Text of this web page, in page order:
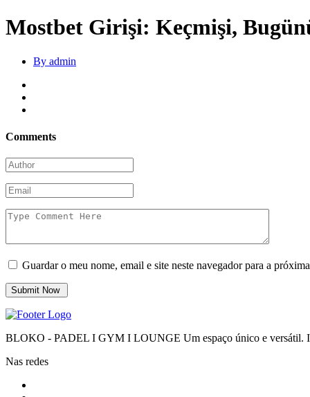
Mostbet Girişi: Keçmişi,
By admin
Comments
Guardar o meu nome, email e site neste navegador para a
BLOKO - PADEL I GYM I LOUNGE Um espaço único e versátil.
Nas redes